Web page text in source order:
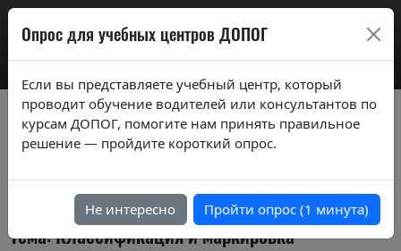
AdrExam
Вопросы экзаменационных билетов по
курсам ДОПОГ ver. 2019
Экзаменационные вопросы по темам курса
"Перевозка в цистернах"
Тема: Классификация и маркировка
Опрос для учебных центров ДОПОГ
Если вы представляете учебный центр, который
проводит обучение водителей или консультантов по
курсам ДОПОГ, помогите нам принять правильное
решение — пройдите короткий опрос.
Не интересно Пройти опрос (1 минута)